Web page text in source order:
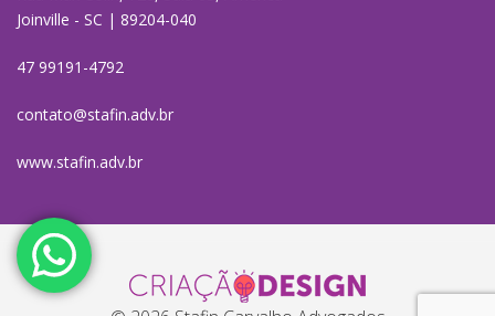
Joinville - SC | 89204-040
47 99191-4792
contato@stafin.adv.br
www.stafin.adv.br